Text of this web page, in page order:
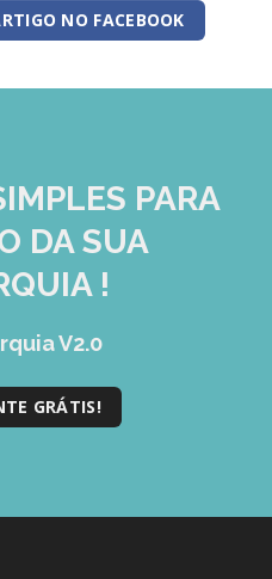
AP
III
NO FACEBOOK
PARA
DA SUA
!
V2.0
GRÁTIS!